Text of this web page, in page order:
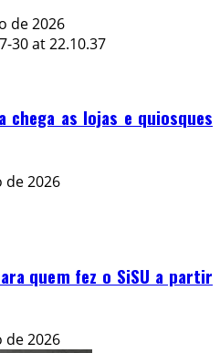
de 2026
chega as lojas e quiosques
de 2026
quem fez o SiSU a partir
de 2026